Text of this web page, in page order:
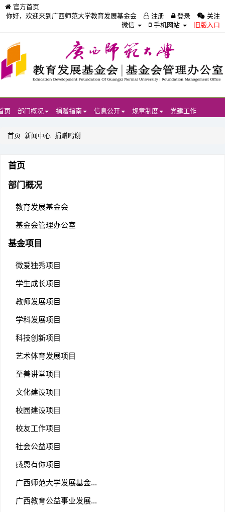
官方首页
你好，欢迎来到广西师范大学教育发展基金会
注册 登录
关注
微信
手机网站 旧版入口
页 部门概况 捐赠指南 信息公开 规章制度 党建工作
首页 新闻中心 捐赠鸣谢
首页
部门概况
教育发展基金会
基金会管理办公室
基金项目
微爱独秀项目
学生成长项目
教师发展项目
学科发展项目
科技创新项目
艺术体育发展项目
至善讲堂项目
文化建设项目
校园建设项目
校友工作项目
社会公益项目
感恩有你项目
广西师范大学发展基金...
广西教育公益事业发展...